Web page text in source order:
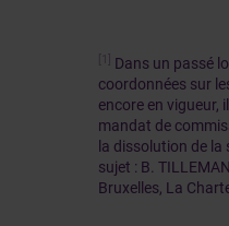
[1] Dans un passé
coordonnées sur
encore en vigueur,
mandat de
la dissolution de la
sujet : B.
Bruxelles, La